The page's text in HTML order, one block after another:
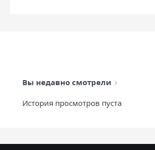
Вы недавно смотрели
История просмотров пуста